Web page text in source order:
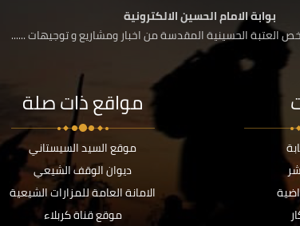
بوابة الامام الحسين الالكترونية
العتبة الحسينية المقدسة من اخبار ومشاريع و توجيهات ......
مواقع ذات صلة
موقع السيد السيستاني
ديوان الوقف الشيعي
الامانة العامة للمزارات الشيعية
موقع قناة كربلاء